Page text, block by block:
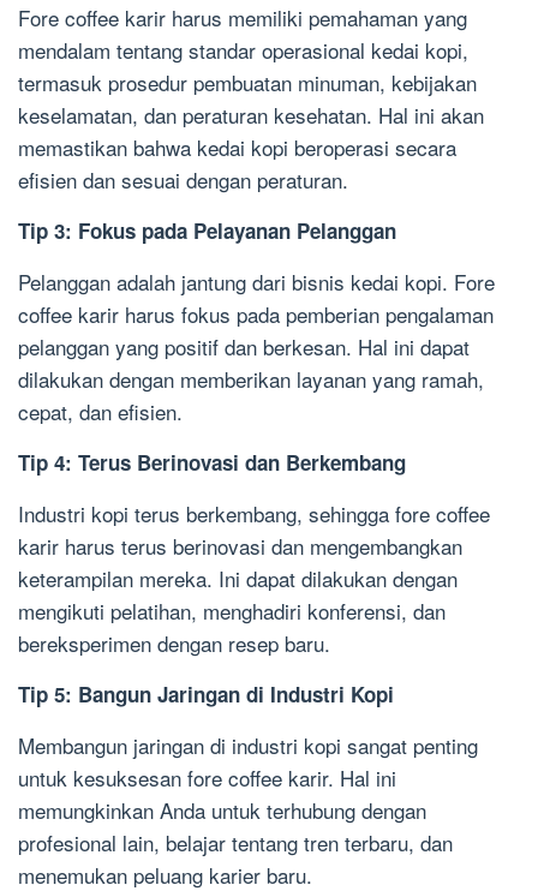
Fore coffee karir harus memiliki pemahaman yang
mendalam tentang standar operasional kedai kopi,
termasuk prosedur pembuatan minuman, kebijakan
keselamatan, dan peraturan kesehatan. Hal ini akan
memastikan bahwa kedai kopi beroperasi secara
efisien dan sesuai dengan peraturan.
Tip 3: Fokus pada Pelayanan Pelanggan
Pelanggan adalah jantung dari bisnis kedai kopi. Fore
coffee karir harus fokus pada pemberian pengalaman
pelanggan yang positif dan berkesan. Hal ini dapat
dilakukan dengan memberikan layanan yang ramah,
cepat, dan efisien.
Tip 4: Terus Berinovasi dan Berkembang
Industri kopi terus berkembang, sehingga fore coffee
karir harus terus berinovasi dan mengembangkan
keterampilan mereka. Ini dapat dilakukan dengan
mengikuti pelatihan, menghadiri konferensi, dan
bereksperimen dengan resep baru.
Tip 5: Bangun Jaringan di Industri Kopi
Membangun jaringan di industri kopi sangat penting
untuk kesuksesan fore coffee karir. Hal ini
memungkinkan Anda untuk terhubung dengan
profesional lain, belajar tentang tren terbaru, dan
menemukan peluang karier baru.